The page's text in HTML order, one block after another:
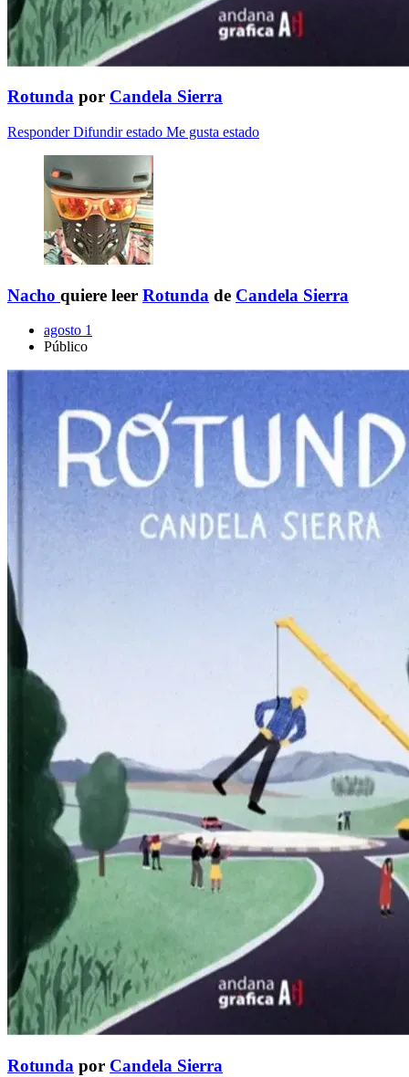
Rotunda por Candela Sierra
Responder Difundir estado Me gusta estado
Nacho quiere leer Rotunda de Candela Sierra
agosto 1
Público
Rotunda por Candela Sierra